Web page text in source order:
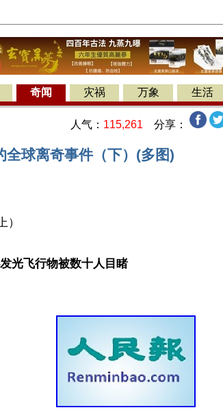
奇闻 灾祸 万象 生活
人气： 115,261 分享：
全球离奇事件（下）(多图)
）
光飞行物被数十人目睹